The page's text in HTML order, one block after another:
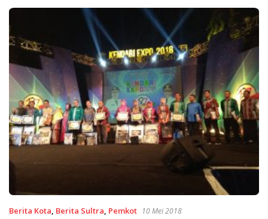
Berita Kota, Berita Sultra, Pemkot 10 Mei 2018